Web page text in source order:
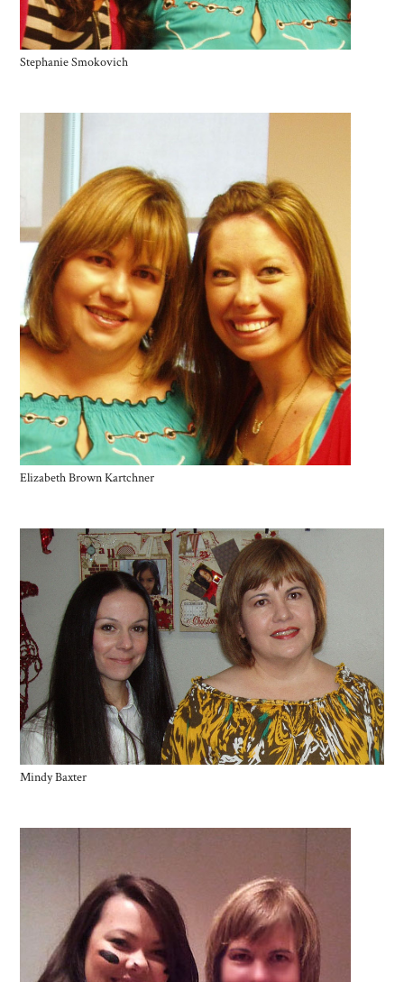
Stephanie Smokovich
Elizabeth Brown Kartchner
Mindy Baxter